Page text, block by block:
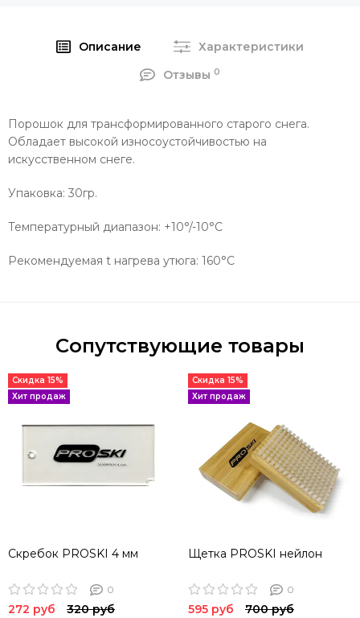
Описание
Характеристики
Отзывы 0
Порошок для трансформированного старого снега.
Обладает высокой износоустойчивостью на
искусственном снеге.
Упаковка: 30гр.
Температурный диапазон: +10°/-10°C
Рекомендуемая t нагрева утюга: 160°C
Сопутствующие товары
Скидка 15%
Хит продаж
Скребок PROSKI 4 мм
0
272 руб 320 руб
Скидка 15%
Хит продаж
Щетка PROSKI нейлон
0
595 руб 700 руб